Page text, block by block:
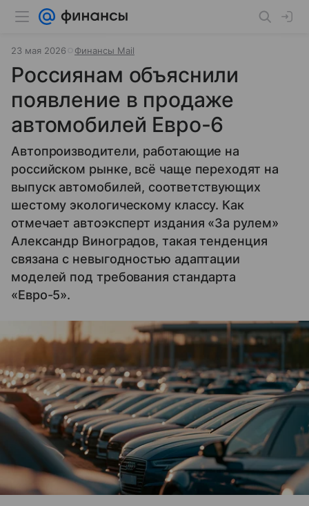
23 мая 2026 Финансы Mail
Россиянам объяснили
появление в продаже
автомобилей Евро-6
Автопроизводители, работающие на
российском рынке, всё чаще переходят на
выпуск автомобилей, соответствующих
шестому экологическому классу. Как
отмечает автоэксперт издания «За рулем»
Александр Виноградов, такая тенденция
связана с невыгодностью адаптации
моделей под требования стандарта
«Евро-5».